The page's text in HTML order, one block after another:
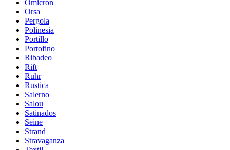
Omicron
Orsa
Pergola
Polinesia
Portillo
Portofino
Ribadeo
Rift
Ruhr
Rustica
Salerno
Salou
Satinados
Seine
Strand
Stravaganza